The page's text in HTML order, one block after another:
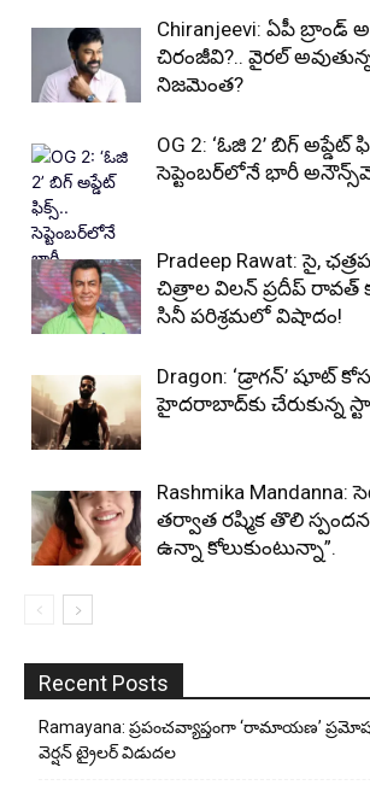
Chiranjeevi: ఏపీ
చిరంజీవి?.. వైరల్
నిజమెంత?
OG 2: ‘ఓజి 2’ బిగ్ అప్డేట్
సెప్టెంబర్‌లోనే భారీ
Pradeep Rawat: సై,
చిత్రాల విలన్ ప్రదీప్ రావత్
సినీ పరిశ్రమలో విషాదం!
Dragon: ‘డ్రాగన్’ షూట్
హైదరాబాద్‌కు చేరుకున్న
Rashmika
తర్వాత రష్మిక తొలి
ఉన్నా కోలుకుంటున్నా”.
Recent Posts
Ramayana: ప్రపంచవ్యాప్తంగా ‘రామాయణ’
వెర్షన్ ట్రైలర్ విడుదల